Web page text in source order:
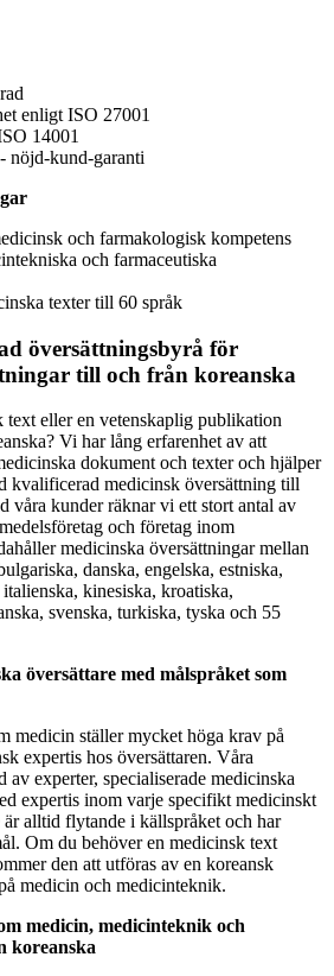
enligt ISO 27001
14001
nöjd-kund-garanti
och farmakologisk kompetens
och farmaceutiska
texter till 60 språk
översättningsbyrå för
till och från koreanska
text eller en vetenskaplig publikation
Vi har lång erfarenhet av att
dokument och texter och hjälper
kvalificerad medicinsk översättning till
våra kunder räknar vi ett stort antal av
och företag inom
medicinska översättningar mellan
danska, engelska, estniska,
kinesiska, kroatiska,
svenska, turkiska, tyska och 55
översättare med målspråket som
medicin ställer mycket höga krav på
expertis hos översättaren. Våra
experter, specialiserade medicinska
expertis inom varje specifikt medicinskt
är alltid flytande i källspråket och har
Om du behöver en medicinsk text
den att utföras av en koreansk
medicin och medicinteknik.
medicin, medicinteknik och
koreanska